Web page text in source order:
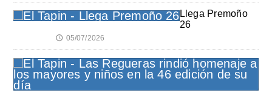
Llega Premoño
26
🕔 05/07/2026